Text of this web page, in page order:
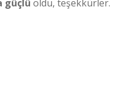
güçlü oldu, teşekkürler.